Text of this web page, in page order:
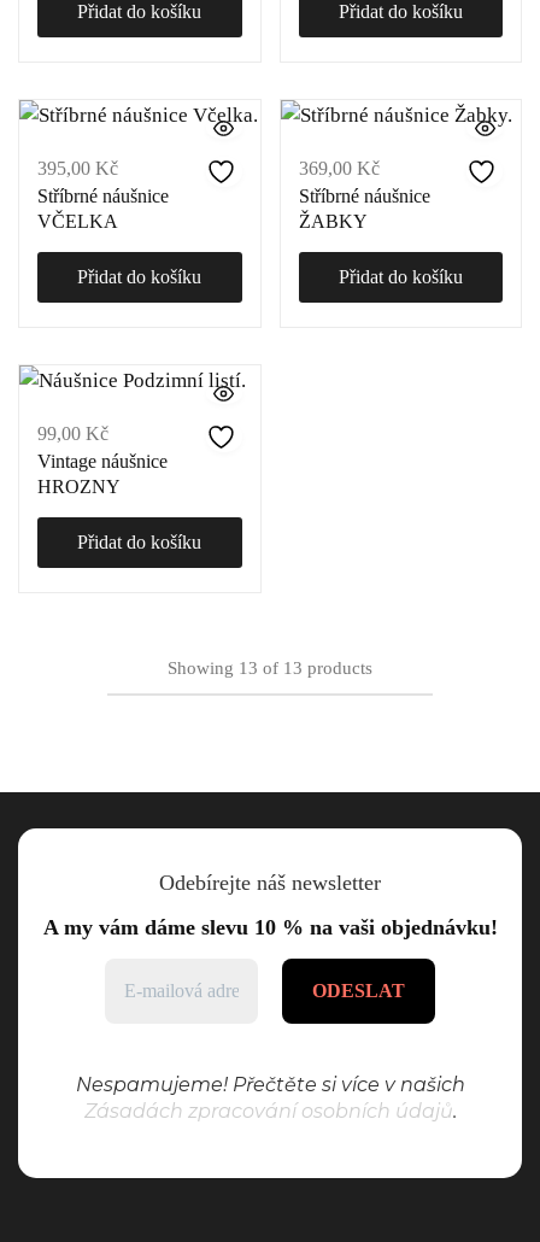
Přidat do košíku Přidat do košíku
395,00 Kč
Stříbrné náušnice
VČELKA
Přidat do košíku
369,00 Kč
Stříbrné náušnice
ŽABKY
Přidat do košíku
99,00 Kč
Vintage náušnice
HROZNY
Přidat do košíku
Showing 13 of 13 products
Odebírejte náš newsletter
A my vám dáme slevu 10 % na vaši objednávku!
Nespamujeme! Přečtěte si více v našich
Zásadách zpracování osobních údajů.